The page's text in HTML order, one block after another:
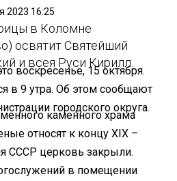
2023 16:25
в Коломне
освятит Святейший
и всея Руси Кирилл.
воскресенье, 15 октября.
в 9 утра. Об этом сообщают
городского округа.
каменного храма
относят к концу XIX –
СССР церковь закрыли.
в помещении